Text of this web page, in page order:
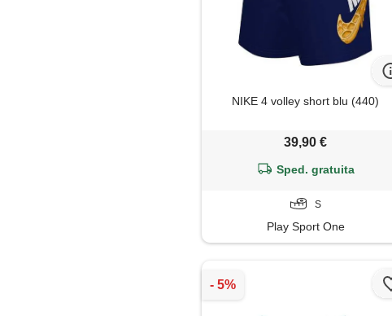
NIKE 4 volley short blu (440)
39,90 €
Sped. gratuita
S
Play Sport One